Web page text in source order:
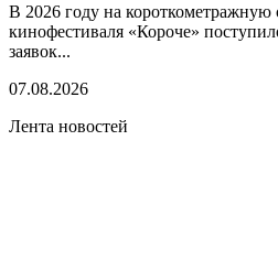
В 2026 году на
кинофестиваля «Короче»
заявок...
07.08.2026
Лента новостей